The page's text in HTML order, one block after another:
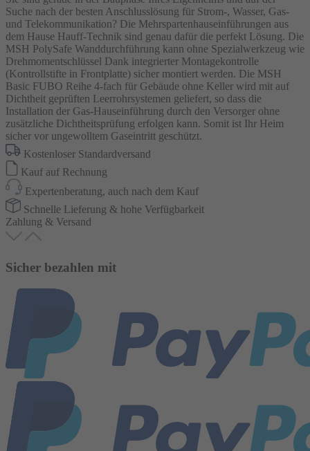
Suche nach der besten Anschlusslösung für Strom-, Wasser, Gas-
und Telekommunikation? Die Mehrspartenhauseinführungen aus
dem Hause Hauff-Technik sind genau dafür die perfekt Lösung. Die
MSH PolySafe Wanddurchführung kann ohne Spezialwerkzeug wie
Drehmomentschlüssel Dank integrierter Montagekontrolle
(Kontrollstifte in Frontplatte) sicher montiert werden. Die MSH
Basic FUBO Reihe 4-fach für Gebäude ohne Keller wird mit auf
Dichtheit geprüften Leerrohrsystemen geliefert, so dass die
Installation der Gas-Hauseinführung durch den Versorger ohne
zusätzliche Dichtheitsprüfung erfolgen kann. Somit ist Ihr Heim
sicher vor ungewolltem Gaseintritt geschützt.
Kostenloser Standardversand
Kauf auf Rechnung
Expertenberatung, auch nach dem Kauf
Schnelle Lieferung & hohe Verfügbarkeit
Zahlung & Versand
Sicher bezahlen mit